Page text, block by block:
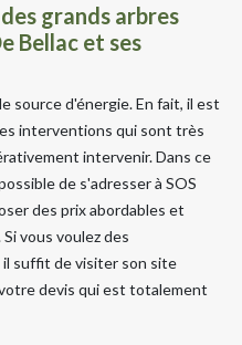
grands arbres
Bellac et ses
source d'énergie. En fait, il est
interventions qui sont très
intervenir. Dans ce
de s'adresser à SOS
des prix abordables et
vous voulez des
suffit de visiter son site
devis qui est totalement